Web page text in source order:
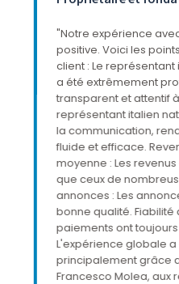
"Notre expérience
positive. Voici les
client : Le représentant
a été extrêmement
transparent et attentif
représentant italien
la communication,
fluide et efficace.
moyenne : Les
que ceux de
annonces : Les
bonne qualité. Fiabilité
paiements ont
L'expérience globale a
principalement grâce
Francesco Molea, aux